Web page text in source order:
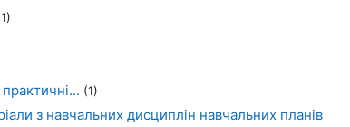
(1)
з навчальних дисциплін навчальних планів